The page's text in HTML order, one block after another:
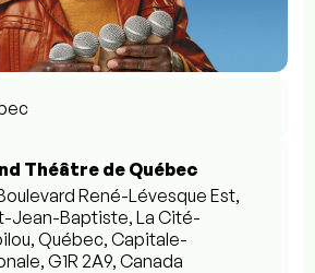
Théâtre de Québec
René-Lévesque Est,
Jean-Baptiste, La Cité-
Québec, Capitale-
G1R 2A9, Canada